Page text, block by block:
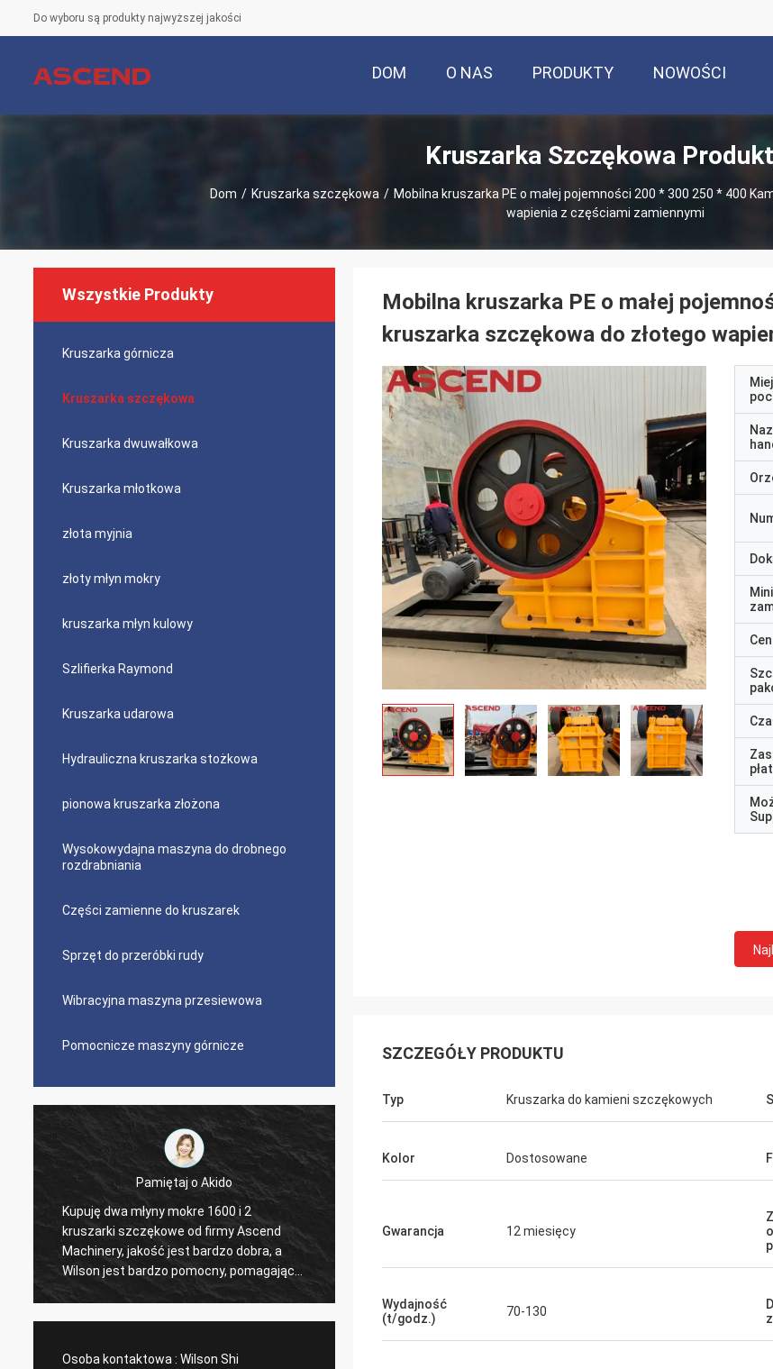
Do wyboru są produkty najwyższej jakości
DOM O NAS PRODUKTY NOWOŚCI
Kruszarka Szczękowa
Dom / Kruszarka szczękowa / Mobilna kruszarka PE o małej pojemności 200 * 300 250 * 400
wapienia z częściami zamiennymi
Wszystkie Produkty
Kruszarka górnicza
Kruszarka szczękowa
Kruszarka dwuwałkowa
Kruszarka młotkowa
złota myjnia
złoty młyn mokry
kruszarka młyn kulowy
Szlifierka Raymond
Kruszarka udarowa
Hydrauliczna kruszarka stożkowa
pionowa kruszarka złożona
Wysokowydajna maszyna do drobnego
rozdrabniania
Części zamienne do kruszarek
Sprzęt do przeróbki rudy
Wibracyjna maszyna przesiewowa
Pomocnicze maszyny górnicze
Jose Anthony
Firma Ascend zapewniła mi dobrą obsługę
posprzedażną po zakupie zakładu
przerobu rudy złota, co jest dla mnie
ważne, rozważy zakup drugiego zakładu
Doskonały sprzedawca, doskonały
Osoba kontaktowa : Wilson Shi
Mobilna kruszarka PE o małej
kruszarka szczękowa do złotego
SZCZEGÓŁY PRODUKTU
Typ Kruszarka do kamieni szczękowych
Kolor Dostosowane
Gwarancja 12 miesięcy
Wydajność
(t/godz.)
70-130